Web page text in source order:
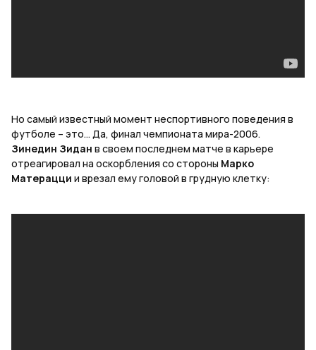
Но самый известный момент неспортивного поведения в
футболе – это… Да, финал чемпионата мира-2006.
Зинедин Зидан в своем последнем матче в карьере
отреагировал на оскорбления со стороны Марко
Матерацци и врезал ему головой в грудную клетку: